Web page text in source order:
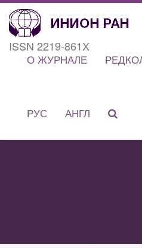
ISSN 2219-861X
О ЖУРНАЛЕ
РУС АНГЛ